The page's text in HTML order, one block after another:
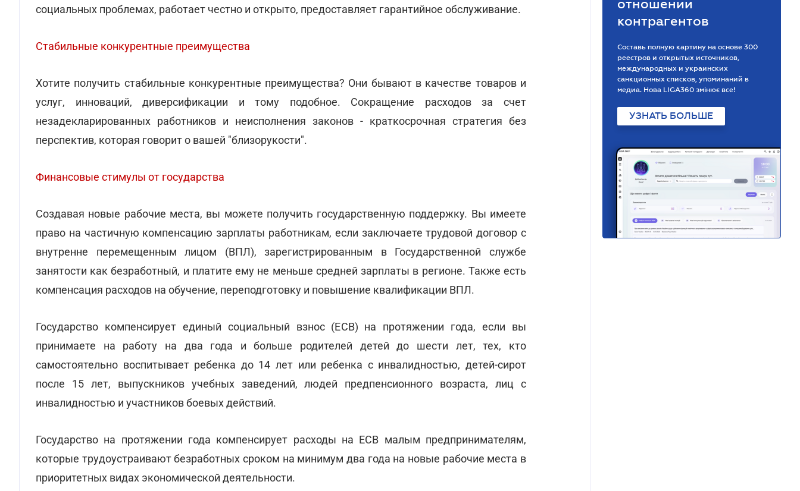
социальных проблемах, работает честно и открыто, предоставляет гарантийное обслуживание.
Стабильные конкурентные преимущества
Хотите получить стабильные конкурентные преимущества? Они бывают в качестве товаров и
услуг, инноваций, диверсификации и тому подобное. Сокращение расходов за счет
незадекларированных работников и неисполнения законов - краткосрочная стратегия без
перспектив, которая говорит о вашей "близорукости".
Финансовые стимулы от государства
Создавая новые рабочие места, вы можете получить государственную поддержку. Вы имеете
право на частичную компенсацию зарплаты работникам, если заключаете трудовой договор с
внутренне перемещенным лицом (ВПЛ), зарегистрированным в Государственной службе
занятости как безработный, и платите ему не меньше средней зарплаты в регионе. Также есть
компенсация расходов на обучение, переподготовку и повышение квалификации ВПЛ.
Государство компенсирует единый социальный взнос (ЕСВ) на протяжении года, если вы
принимаете на работу на два года и больше родителей детей до шести лет, тех, кто
самостоятельно воспитывает ребенка до 14 лет или ребенка с инвалидностью, детей-сирот
после 15 лет, выпускников учебных заведений, людей предпенсионного возраста, лиц с
инвалидностью и участников боевых действий.
Государство на протяжении года компенсирует расходы на ЕСВ малым предпринимателям,
которые трудоустраивают безработных сроком на минимум два года на новые рабочие места в
приоритетных видах экономической деятельности.
отношении
контрагентов
Составь полную картину на основе 300
реестров и открытых источников,
международных и украинских
санкционных списков, упоминаний в
медиа. Нова LIGA360 змінює все!
УЗНАТЬ БОЛЬШЕ